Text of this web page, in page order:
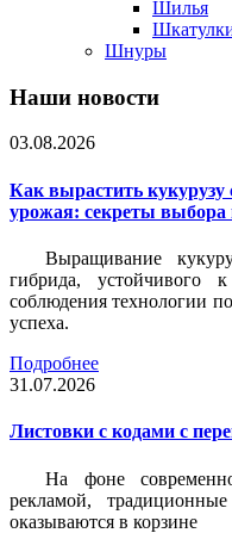
Шилья
Шнуры
Наши новости
03.08.2026
Как вырастить кукурузу
урожая: секреты выбора
Выращивание
гибрида,
соблюдения технологии
успеха.
Подробнее
31.07.2026
Листовки c кодами с
На фоне
рекламой,
оказываются в корзине